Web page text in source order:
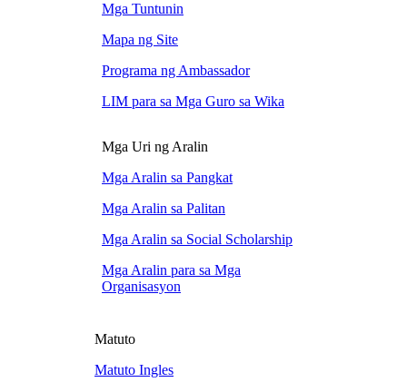
Mga Tuntunin
Mapa ng Site
Programa ng Ambassador
LIM para sa Mga Guro sa Wika
Mga Uri ng Aralin
Mga Aralin sa Pangkat
Mga Aralin sa Palitan
Mga Aralin sa Social Scholarship
Mga Aralin para sa Mga
Organisasyon
Matuto
Matuto Ingles